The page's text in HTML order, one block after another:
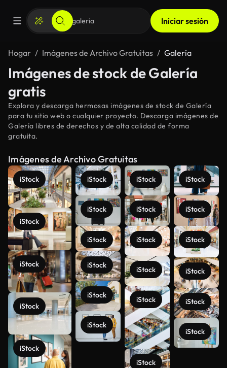
Iniciar sesión
Hogar Imágenes de Archivo Gratuitas Galería
Imágenes de stock de Galería
gratis
Explora y descarga hermosas imágenes de stock de Galería
para tu sitio web o cualquier proyecto. Descarga imágenes de
Galería libres de derechos y de alta calidad de forma
gratuita.
Imágenes de Archivo Gratuitas
iStock
iStock
iStock
iStock
iStock
iStock
iStock
iStock
iStock
iStock
iStock
iStock
iStock
iStock
iStock
iStock
iStock
iStock
iStock
iStock
iStock
iStock
iStock